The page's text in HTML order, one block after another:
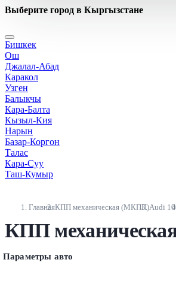
стекла
стеклоочистители
топливная система
тормозная система
трансмиссия
электрика
Выберите город в Кыргызстане
Бишкек
Ош
Джалал-Абад
Каракол
Узген
Балыкчы
Кара-Балта
Кызыл-Кия
Нарын
Базар-Коргон
Талас
Кара-Суу
Таш-Кумыр
ГлавнаяКПП механическая (МКПП)Audi
КПП
Параметры авто